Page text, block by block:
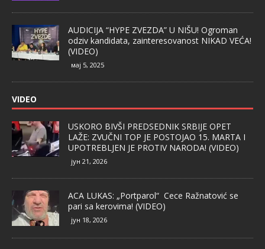
AUDICIJA “HYPE ZVEZDA” U NIŠU! Ogroman
odziv kandidata, zainteresovanost NIKAD VEĆA!
(VIDEO)
мај 5, 2025
VIDEO
USKORO BIVŠI PREDSEDNIK SRBIJE OPET
LAŽE: ZVUČNI TOP JE POSTOJAO 15. MARTA I
UPOTREBLJEN JE PROTIV NARODA! (VIDEO)
јун 21, 2026
ACA LUKAS: „Portparol“ Cece Ražnatović se
pari sa kerovima! (VIDEO)
јун 18, 2026